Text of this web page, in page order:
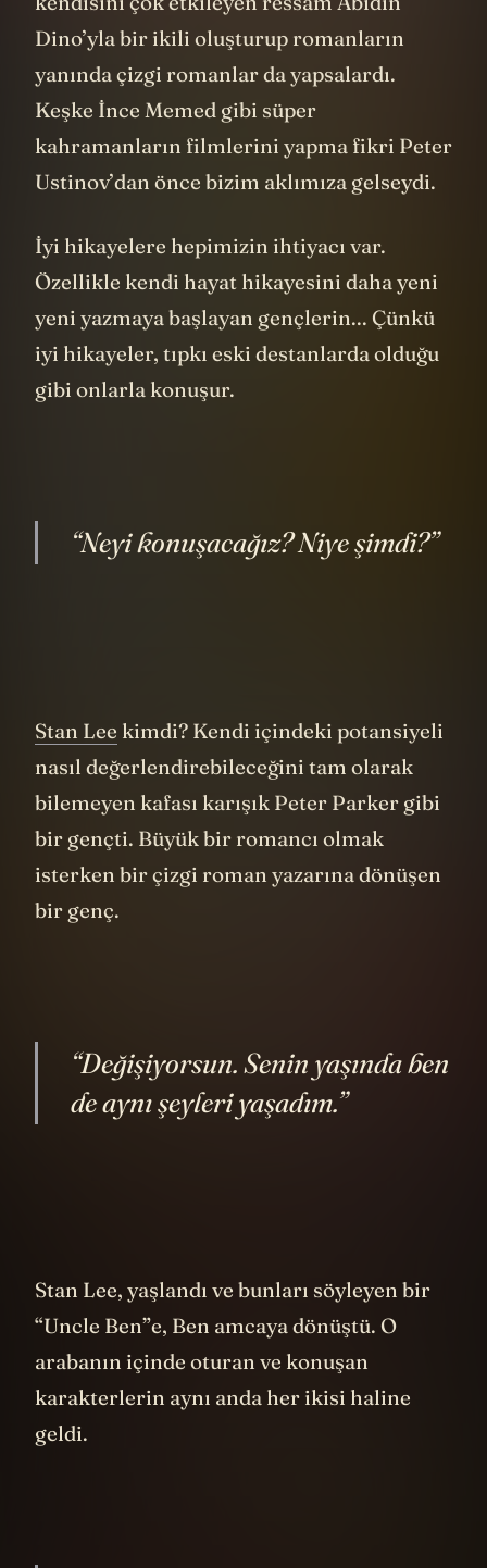
Dino’yla bir ikili oluşturup romanların
yanında çizgi romanlar da yapsalardı.
Keşke İnce Memed gibi süper
kahramanların filmlerini yapma fikri Peter
Ustinov’dan önce bizim aklımıza gelseydi.
İyi hikayelere hepimizin ihtiyacı var.
Özellikle kendi hayat hikayesini daha yeni
yeni yazmaya başlayan gençlerin... Çünkü
iyi hikayeler, tıpkı eski destanlarda olduğu
gibi onlarla konuşur.
“Neyi konuşacağız? Niye şimdi?”
Stan Lee kimdi? Kendi içindeki potansiyeli
nasıl değerlendirebileceğini tam olarak
bilemeyen kafası karışık Peter Parker gibi
bir gençti. Büyük bir romancı olmak
isterken bir çizgi roman yazarına dönüşen
bir genç.
“Değişiyorsun. Senin yaşında ben
de aynı şeyleri yaşadım.”
Stan Lee, yaşlandı ve bunları söyleyen bir
“Uncle Ben”e, Ben amcaya dönüştü. O
arabanın içinde oturan ve konuşan
karakterlerin aynı anda her ikisi haline
geldi.